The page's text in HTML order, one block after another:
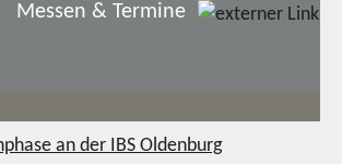
Messen & Termine